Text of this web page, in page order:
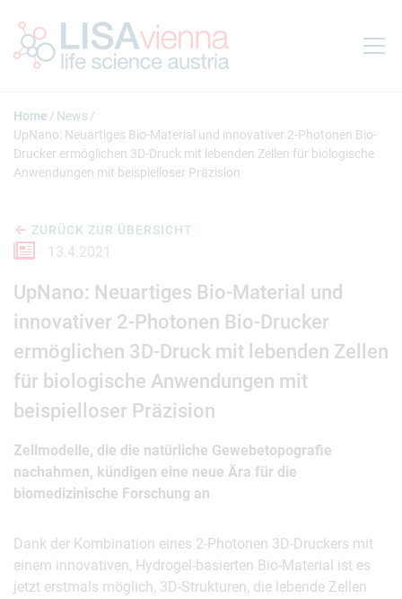
Home
News
UpNano: Neuartiges Bio-Material und innovativer 2-Photonen Bio-
Drucker ermöglichen 3D-Druck mit lebenden Zellen für biologische
Anwendungen mit beispielloser Präzision
ZURÜCK ZUR ÜBERSICHT
13.4.2021
UpNano: Neuartiges Bio-Material und
innovativer 2-Photonen Bio-Drucker
ermöglichen 3D-Druck mit lebenden Zellen
für biologische Anwendungen mit
beispielloser Präzision
Zellmodelle, die die natürliche Gewebetopografie
nachahmen, kündigen eine neue Ära für die
biomedizinische Forschung an
Dank der Kombination eines 2-Photonen 3D-Druckers mit
einem innovativen, Hydrogel-basierten Bio-Material ist es
jetzt erstmals möglich, 3D-Strukturen, die lebende Zellen